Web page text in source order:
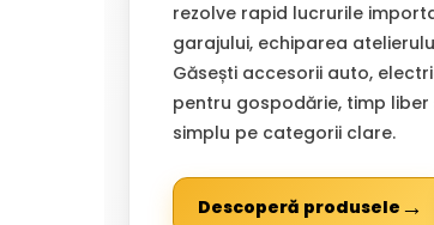
rezolve rapid lucrurile
garajului, echiparea
Găsești accesorii auto,
pentru gospodărie, timp
simplu pe categorii clare.
Descoperă produsele →